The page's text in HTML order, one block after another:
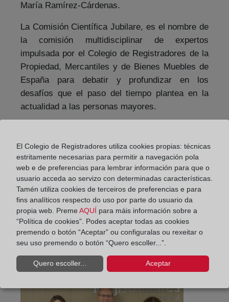
María Ramírez-Cárdenas.
La Comisión Científica Jubilare, es el nombre de
la comisión multidisciplinar de expertos
impulsada por el Colegio de Registradores de la
Propiedad, Mercantiles y de Bienes Muebles de
España para debatir y profundizar en los
desafíos que el paso del tiempo plantea en la
actualidad a las personas mayores.
prejuicios y los estereotipos que acaban
discriminando a las personas únicamente por
razón de su edad. Pretende ser un lugar donde
hacer visible la enorme riqueza de esta etapa de
la vida y donde reconocer la experiencia y la
capacidad que los mayores derrochan. Su
actividad puede seguirse en
https://www.registradores.org/jubilare .
El Colegio de Registradores utiliza cookies propias: técnicas
estritamente necesarias para permitir a navegación pola
web e de preferencias para lembrar información para que o
usuario acceda ao servizo con determinadas características.
Tamén utiliza cookies de terceiros de preferencias e para
fins analíticos respecto do uso por parte do usuario da
propia web. Preme AQUÍ para máis información sobre a
“Política de cookies”. Podes aceptar todas as cookies
premendo o botón “Aceptar” ou configuralas ou rexeitar o
seu uso premendo o botón “Quero escoller...”.
Quero escoller... Aceptar